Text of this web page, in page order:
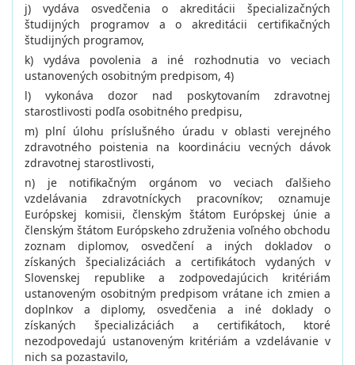
j) vydáva osvedčenia o akreditácii špecializačných
študijných programov a o akreditácii certifikačných
študijných programov,
k) vydáva povolenia a iné rozhodnutia vo veciach
ustanovených osobitným predpisom, 4)
l) vykonáva dozor nad poskytovaním zdravotnej
starostlivosti podľa osobitného predpisu,
m) plní úlohu príslušného úradu v oblasti verejného
zdravotného poistenia na koordináciu vecných dávok
zdravotnej starostlivosti,
n) je notifikačným orgánom vo veciach ďalšieho
vzdelávania zdravotníckych pracovníkov; oznamuje
Európskej komisii, členským štátom Európskej únie a
členským štátom Európskeho združenia voľného obchodu
zoznam diplomov, osvedčení a iných dokladov o
získaných špecializáciách a certifikátoch vydaných v
Slovenskej republike a zodpovedajúcich kritériám
ustanoveným osobitným predpisom vrátane ich zmien a
doplnkov a diplomy, osvedčenia a iné doklady o
získaných špecializáciách a certifikátoch, ktoré
nezodpovedajú ustanoveným kritériám a vzdelávanie v
nich sa pozastavilo,